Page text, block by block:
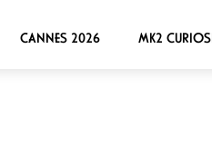
CANNES 2026 MK2